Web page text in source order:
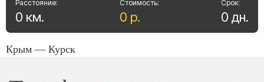
Стоимость:
0 р.
Расстояние:
0 км.
Срок:
0 дн.
Крым — Курск